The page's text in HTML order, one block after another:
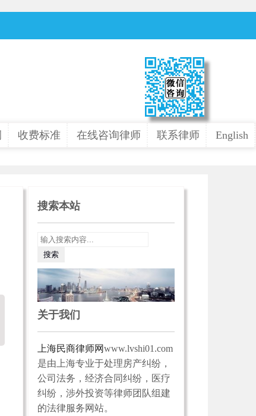
收费标准 在线咨询律师 联系律师 English
搜索本站
关于我们
上海民商律师网www.lvshi01.com
是由上海专业于处理房产纠纷，
公司法务，经济合同纠纷，医疗
纠纷，涉外投资等律师团队组建
的法律服务网站。